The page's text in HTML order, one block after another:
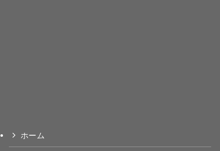
ホーム